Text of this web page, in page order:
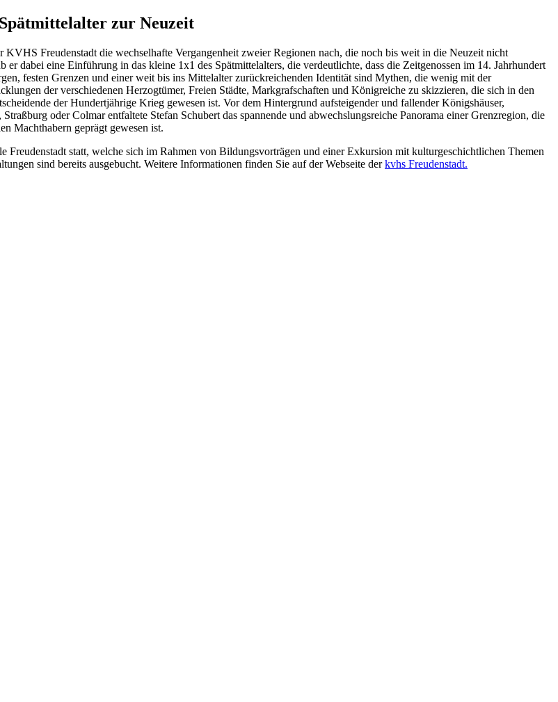
zur Neuzeit
Freudenstadt die wechselhafte Vergangenheit zweier Regionen nach, die noch bis weit in die Neuzeit nicht
dabei eine Einführung in das kleine 1x1 des Spätmittelalters, die verdeutlichte, dass die Zeitgenossen im 14. Jahrhundert
festen Grenzen und einer weit bis ins Mittelalter zurückreichenden Identität sind Mythen, die wenig mit der
der verschiedenen Herzogtümer, Freien Städte, Markgrafschaften und Königreiche zu skizzieren, die sich in den
der Hundertjährige Krieg gewesen ist. Vor dem Hintergrund aufsteigender und fallender Königshäuser,
oder Colmar entfaltete Stefan Schubert das spannende und abwechslungsreiche Panorama einer Grenzregion, die
Machthabern geprägt gewesen ist.
statt, welche sich im Rahmen von Bildungsvorträgen und einer Exkursion mit kulturgeschichtlichen Themen
sind bereits ausgebucht. Weitere Informationen finden Sie auf der Webseite derkvhs Freudenstadt.